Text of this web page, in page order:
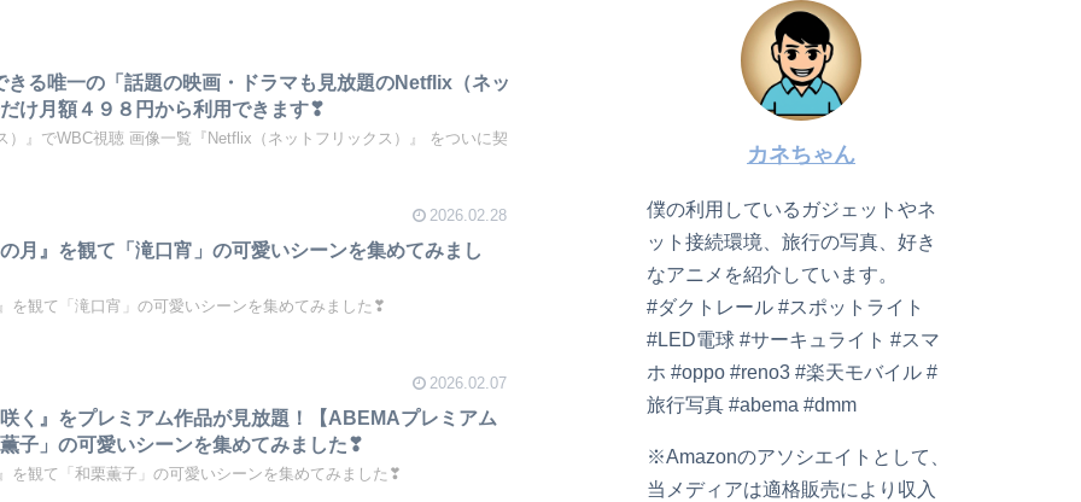
る唯一の「話題の映画・ドラマも見放題のNetflix（ネッ
け月額４９８円から利用できます❣
）』でWBC視聴 画像一覧『Netflix（ネットフリックス）』 をついに契
2026.02.28
月』を観て「滝口宵」の可愛いシーンを集めてみまし
を観て「滝口宵」の可愛いシーンを集めてみました❣
2026.02.07
く』をプレミアム作品が見放題！【ABEMAプレミアム
子」の可愛いシーンを集めてみました❣
を観て「和栗薫子」の可愛いシーンを集めてみました❣
カネちゃん
僕の利用しているガジェットやネ
ット接続環境、旅行の写真、好き
なアニメを紹介しています。
#ダクトレール #スポットライト
#LED電球 #サーキュライト #スマ
ホ #oppo #reno3 #楽天モバイル #
旅行写真 #abema #dmm
※Amazonのアソシエイトとして、
当メディアは適格販売により収入